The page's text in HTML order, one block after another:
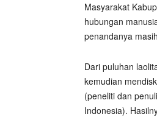
Masyarakat
hubungan
penandanya
Dari puluhan
kemudian
(peneliti dan
Indonesia).